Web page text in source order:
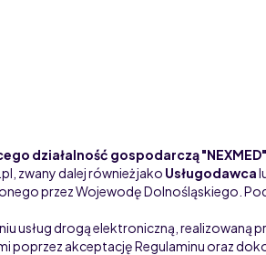
działalność gospodarczą
zwany dalej również jako Usługodawca
przez Wojewodę Dolnośląskiego.
usług drogą elektroniczną, realizowaną
poprzez akceptację Regulaminu oraz